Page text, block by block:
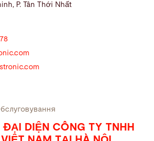
P. Tân Thới Nhất
ĐẠI DIỆN CÔNG TY TNHH